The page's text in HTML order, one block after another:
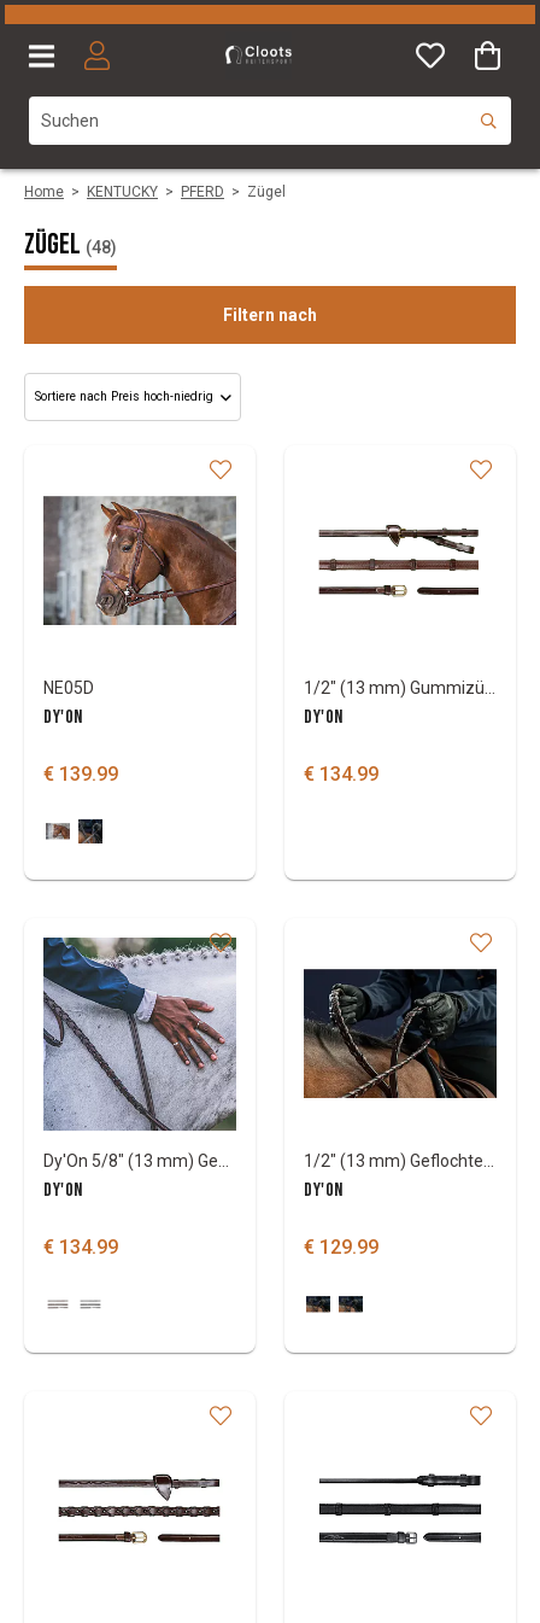
Home > KENTUCKY > PFERD > Zügel
Zügel (48)
Filtern nach
Size
NE05D
DY'ON
€ 139.99
DY'ON
€ 134.99
DY'ON
€ 134.99
DY'ON
€ 129.99